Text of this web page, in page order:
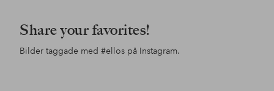
Share your favorites!
Bilder taggade med #ellos på Instagram.